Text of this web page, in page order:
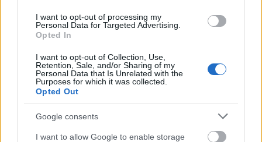
I want to opt-out of processing my
Personal Data for Targeted Advertising.
Opted In
I want to opt-out of Collection, Use,
Retention, Sale, and/or Sharing of my
Personal Data that Is Unrelated with the
Purposes for which it was collected.
Opted Out
Google consents
I want to allow Google to enable storage
Hvis du kunne lide denne video, kan du overveje at
YouTube:-)
Fan art inspireret af denne
bosskamp